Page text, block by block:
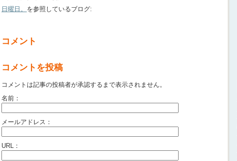
日曜日。 を参照しているブログ:
コメント
コメントを投稿
コメントは記事の投稿者が承認するまで表示されません。
名前：
メールアドレス：
URL：